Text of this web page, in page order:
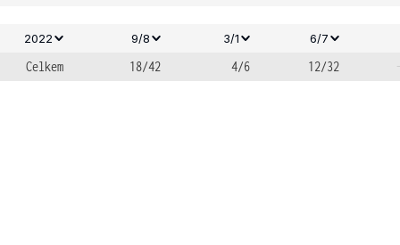
2022 9/8 3/1 6/7
Celkem 18/42 4/6 12/32